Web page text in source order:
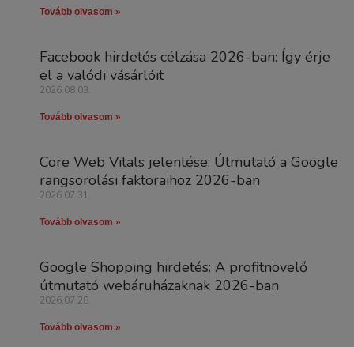
Tovább olvasom »
Facebook hirdetés célzása 2026-ban: Így érje
el a valódi vásárlóit
2026.08.03.
Tovább olvasom »
Core Web Vitals jelentése: Útmutató a Google
rangsorolási faktoraihoz 2026-ban
2026.07.31.
Tovább olvasom »
Google Shopping hirdetés: A profitnövelő
útmutató webáruházaknak 2026-ban
2026.07.28.
Tovább olvasom »